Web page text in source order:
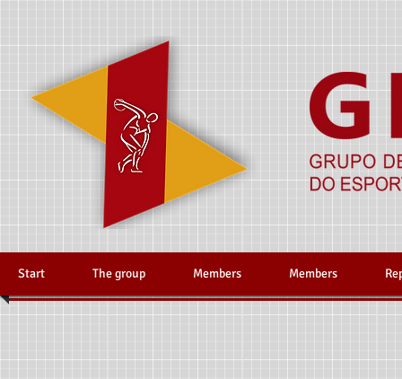
Start The group Members Members